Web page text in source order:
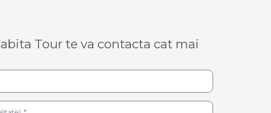
Tour te va contacta cat mai